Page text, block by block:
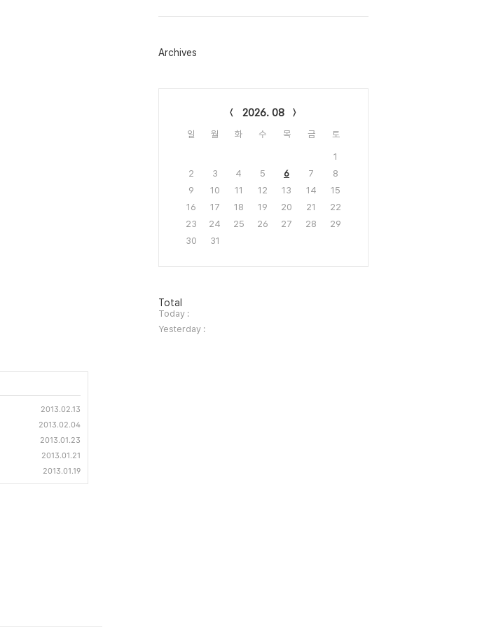
2013.02.13
2013.02.04
2013.01.23
2013.01.21
2013.01.19
그
Archives
2026. 08
일 월 화 수 목 금 토
1
2
3 4 5 6 7
8
9
10 11 12 13 14
15
16
17 18 19 20 21
22
23
24 25 26 27 28
29
30
31
방
문
자
수
Total
Today :
Yesterday :